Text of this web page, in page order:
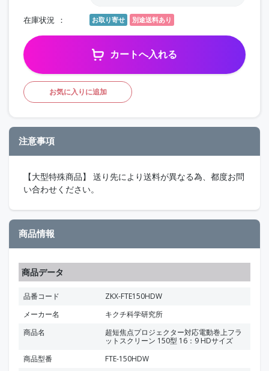
在庫状況 お取り寄せ 別途送料あり
カートへ入れる
お気に入りに追加
注意事項
【大型特殊商品】 送り先により送料が異なる為、都度お問
い合わせください。
商品情報
商品データ
品番コード
ZKX-FTE150HDW
メーカー名
キクチ科学研究所
商品名
超短焦点プロジェクター対応電動巻上フラ
ットスクリーン 150型 16：9 HDサイズ
商品型番
FTE-150HDW